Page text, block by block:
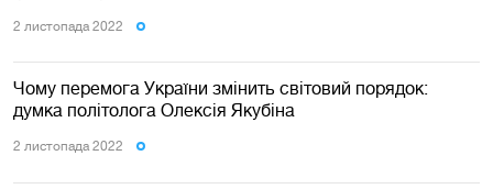
2 листопада 2022
Чому перемога України змінить світовий порядок:
думка політолога Олексія Якубіна
2 листопада 2022